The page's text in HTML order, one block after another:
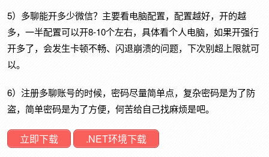
5）多聊能开多少微信？主要看电脑配置，配置越好，开的越
多，一半配置可以开8-10个左右，具体看个人电脑，如果开强行
开多了，会发生卡顿不畅、闪退崩溃的问题，下次别超上限就可
以。
6）注册多聊账号的时候，密码尽量简单点，复杂密码是为了防
盗，简单密码是为了方便，何苦给自己找麻烦是吧。
立即下载 .NET环境下载